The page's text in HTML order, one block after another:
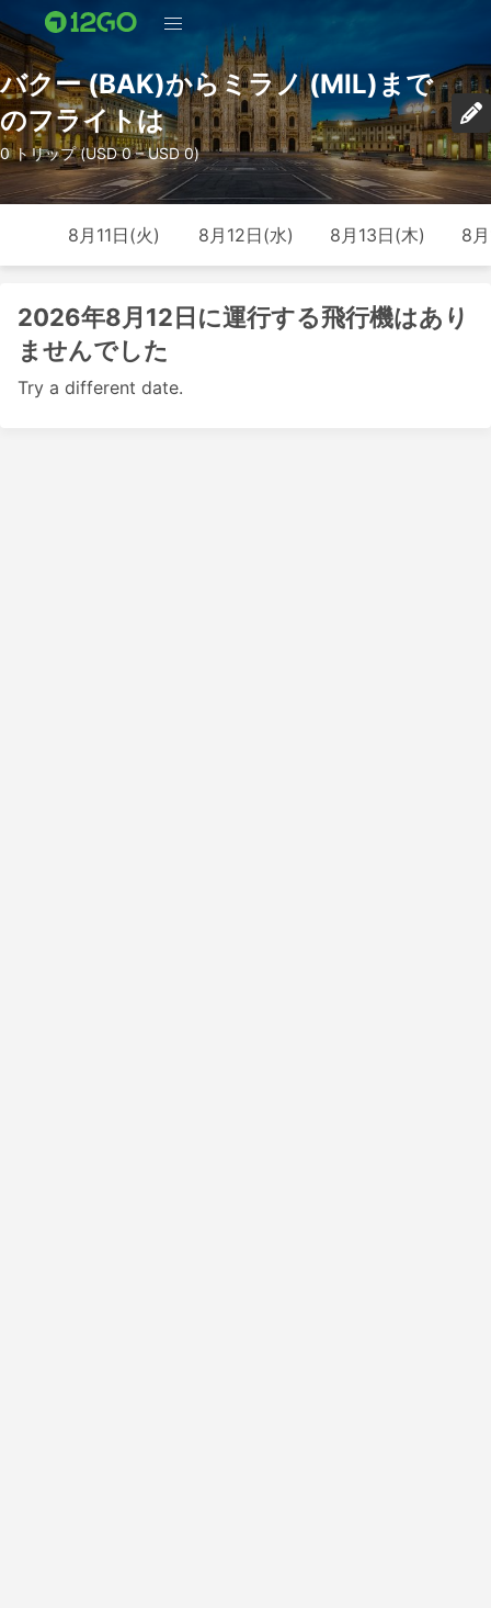
バクー (BAK)からミラノ (MIL)まで
のフライトは
0 トリップ (USD 0 – USD 0)
8月11日(火) 8月12日(水) 8月13日(木) 8
2026年8月12日に運行する飛行機はあり
ませんでした
Try a different date.